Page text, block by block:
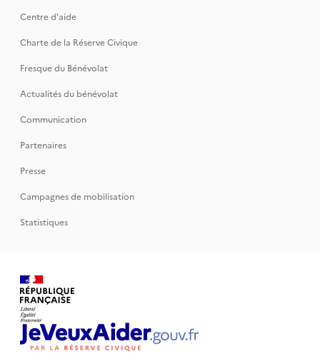
Centre d'aide
Charte de la Réserve Civique
Fresque du Bénévolat
Actualités du bénévolat
Communication
Partenaires
Presse
Campagnes de mobilisation
Statistiques